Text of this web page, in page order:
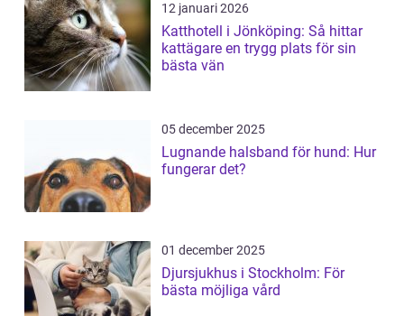
12 januari 2026
Katthotell i Jönköping: Så hittar
kattägare en trygg plats för sin
bästa vän
05 december 2025
Lugnande halsband för hund: Hur
fungerar det?
01 december 2025
Djursjukhus i Stockholm: För
bästa möjliga vård